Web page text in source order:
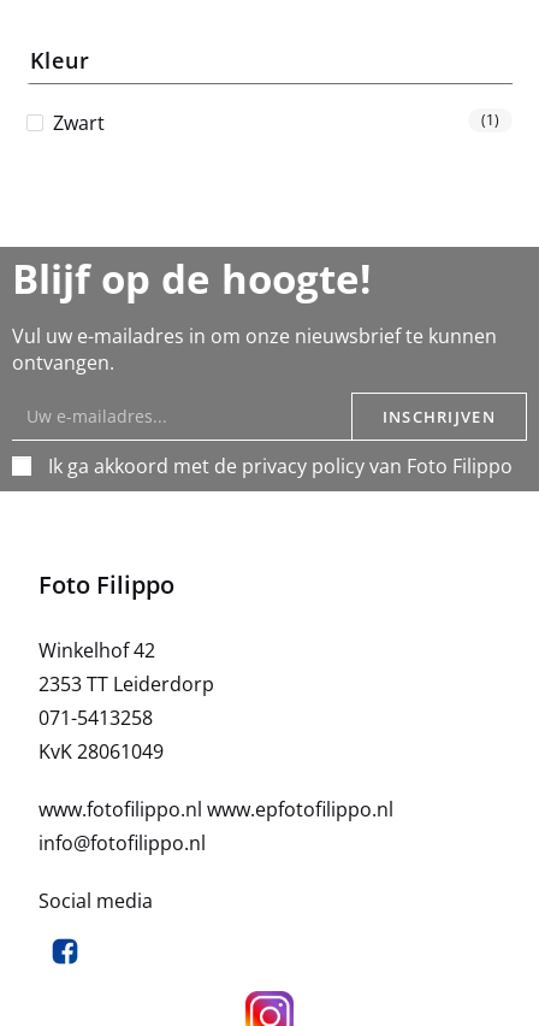
Kleur
Zwart (1)
Blijf op de hoogte!
Vul uw e-mailadres in om onze nieuwsbrief te kunnen
ontvangen.
Ik ga akkoord met de privacy policy van Foto Filippo
INSCHRIJVEN
Foto Filippo
Winkelhof 42
2353 TT Leiderdorp
071-5413258
KvK 28061049
www.fotofilippo.nlwww.epfotofilippo.nl
info@fotofilippo.nl
Social media